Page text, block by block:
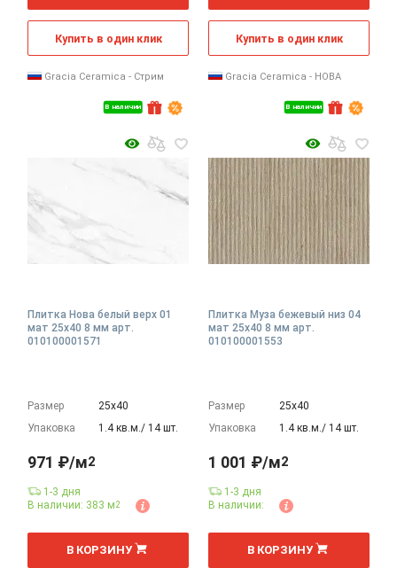
В наличии
Купить в один клик
Gracia Ceramica - Стрим
В наличии
Купить в один клик
Gracia Ceramica - НОВА
Плитка Нова белый верх 01
мат 25x40 8 мм арт.
010100001571
Размер
25х40
Упаковка
1.4 кв.м./ 14 шт.
971 ₽/м2
1-3 дня
В наличии: 383 м2
м
В КОРЗИНУ
Плитка Муза бежевый низ 04
мат 25x40 8 мм арт.
010100001553
Размер
25х40
Упаковка
1.4 кв.м./ 14 шт.
1 001 ₽/м2
1-3 дня
В наличии:
м
В КОРЗИНУ